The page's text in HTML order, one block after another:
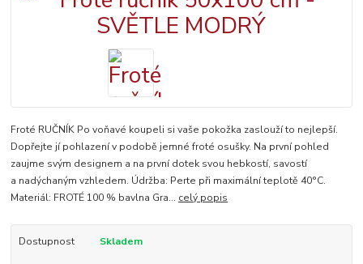
Froté RUČNÍK Po voňavé koupeli si vaše pokožka zaslouží to nejlepší.
Dopřejte jí pohlazení v podobě jemné froté osušky. Na první pohled
zaujme svým designem a na první dotek svou hebkostí, savostí
a nadýchaným vzhledem. Údržba: Perte při maximální teplotě 40°C.
Materiál: FROTÉ 100 % bavlna Gra... celý popis
Dostupnost Skladem